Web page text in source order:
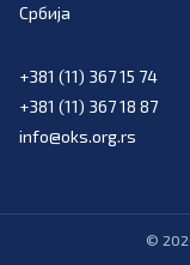
Србија
+381 (11) 367 15 74
+381 (11) 367 18 87
info@oks.org.rs
©